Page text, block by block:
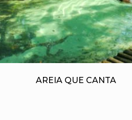
AREIA QUE CANTA